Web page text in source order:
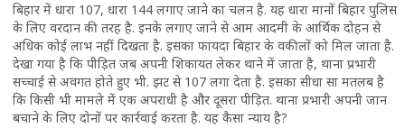
बिहार में धारा 107, धारा 144 लगाए जाने का चलन है. यह धारा मानों बिहार पुलिस
के लिए वरदान की तरह है. इनके लगाए जाने से आम आदमी के आर्थिक दोहन से
अधिक कोई लाभ नहीं दिखता है. इसका फायदा बिहार के वकीलों को मिल जाता है.
देखा गया है कि पीड़ित जब अपनी शिकायत लेकर थाने में जाता है, थाना प्रभारी
सच्चाई से अवगत होते हुए भी. झट से 107 लगा देता है. इसका सीधा सा मतलब है
कि किसी भी मामले में एक अपराधी है और दूसरा पीड़ित. थाना प्रभारी अपनी जान
बचाने के लिए दोनों पर कार्रवाई करता है. यह कैसा न्याय है?